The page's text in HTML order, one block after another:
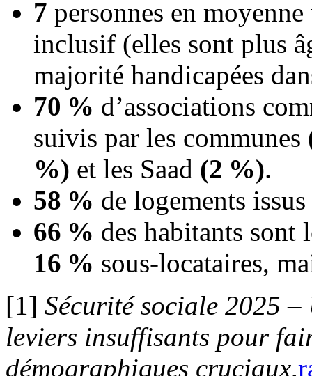
7 personnes en
inclusif (elles sont plus
majorité handicapées
70 % d’associations
suivis par les communes
%) et les Saad (2 %).
58 % de logements
66 % des habitants sont
16 % sous-locataires,
[1] Sécurité sociale 2025–
leviers insuffisants pour
démographiques cruciaux,